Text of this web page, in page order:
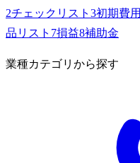
2チェックリスト 3初期費用
品リスト 7損益8補助金
業種カテゴリから探す